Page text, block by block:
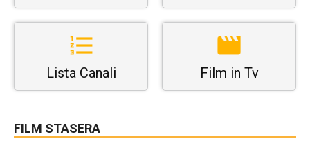
Lista Canali Film in Tv
FILM STASERA